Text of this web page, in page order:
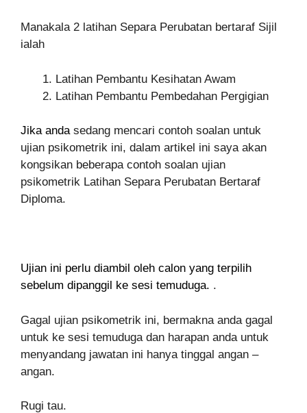
Manakala 2 latihan Separa Perubatan bertaraf Sijil
ialah
Latihan Pembantu Kesihatan Awam
Latihan Pembantu Pembedahan Pergigian
Jika andasedang mencari contoh soalan untuk
ujian psikometrik ini, dalam artikel ini saya akan
kongsikan beberapa contoh soalan ujian
psikometrik Latihan Separa Perubatan Bertaraf
Diploma.
Ujian ini perlu diambil oleh calon yang terpilih
sebelum dipanggil ke sesi temuduga. .
Gagal ujian psikometrik ini, bermakna anda gagal
untuk ke sesi temuduga dan harapan anda untuk
menyandang jawatan ini hanya tinggal angan –
angan.
Rugi tau.